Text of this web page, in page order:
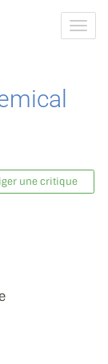
la
une critique